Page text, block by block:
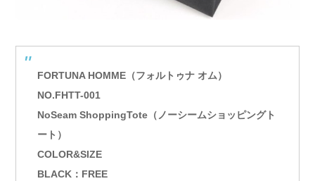
FORTUNA HOMME（フォルトゥナ オム）
NO.FHTT-001
NoSeam ShoppingTote（ノーシームショッピングト
ート）
COLOR&SIZE
BLACK：FREE